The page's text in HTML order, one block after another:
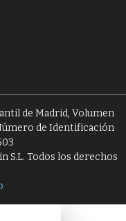
de Madrid, Volumen
de Identificación
S.L. Todos los derechos